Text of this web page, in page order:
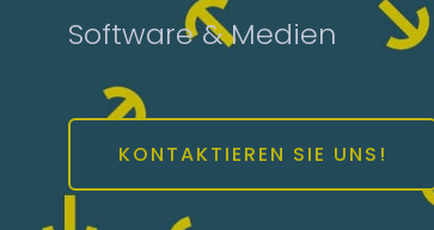
Software & Medien
KONTAKTIEREN SIE UNS!